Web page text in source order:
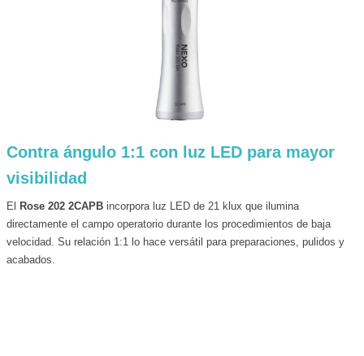
Contra ángulo 1:1 con luz LED para mayor
visibilidad
El Rose 202 2CAPB incorpora luz LED de 21 klux que ilumina
directamente el campo operatorio durante los procedimientos de baja
velocidad. Su relación 1:1 lo hace versátil para preparaciones, pulidos y
acabados.